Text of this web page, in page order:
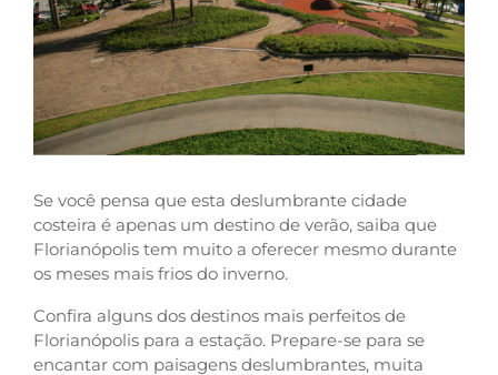
Se você pensa que esta deslumbrante cidade
costeira é apenas um destino de verão, saiba que
Florianópolis tem muito a oferecer mesmo durante
os meses mais frios do inverno.
Confira alguns dos destinos mais perfeitos de
Florianópolis para a estação. Prepare-se para se
encantar com paisagens deslumbrantes, muita